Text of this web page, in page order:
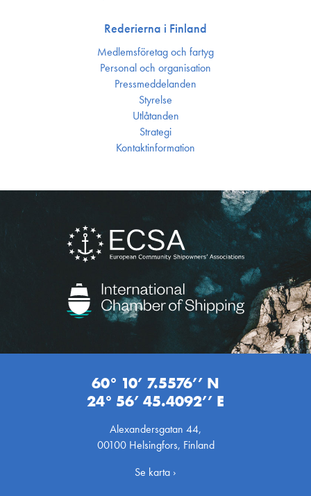
Rederierna i Finland
Medlemsföretag och fartyg
Personal och organisation
Press­meddelanden
Styrelse
Utlåtanden
Strategi
Kontakt­information
60° 10’ 7.5576’’ N
24° 56’ 45.4092’’ E
Alexandersgatan 44,
00100 Helsingfors, Finland
Se karta ›